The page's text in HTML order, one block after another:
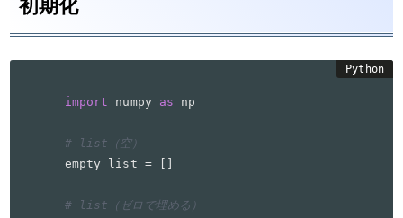
import numpy as np
# list（空）
empty_list = []
# list（ゼロで埋める）